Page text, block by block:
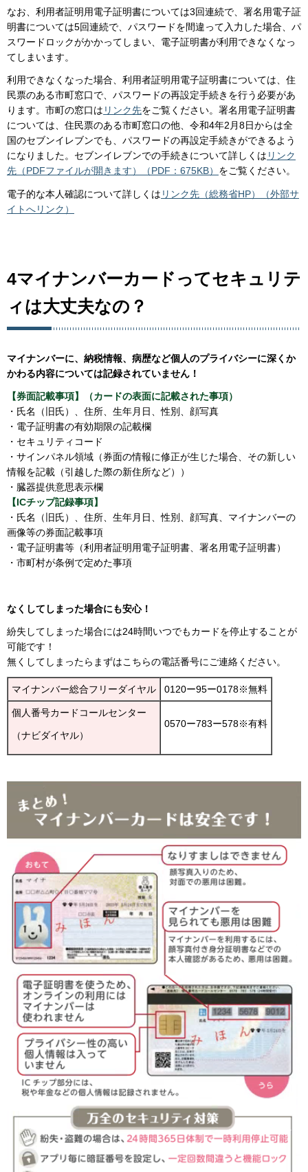
なお、利用者証明用電子証明書については3回連続で、署名用電子証
明書については5回連続で、パスワードを間違って入力した場合、パ
スワードロックがかかってしまい、電子証明書が利用できなくなっ
てしまいます。
利用できなくなった場合、利用者証明用電子証明書については、住
民票のある市町窓口で、パスワードの再設定手続きを行う必要があ
ります。市町の窓口は リンク先をご覧ください。署名用電子証明書
については、住民票のある市町窓口の他、令和4年2月8日からは全
国のセブンイレブンでも、パスワードの再設定手続きができるよう
になりました。セブンイレブンでの手続きについて詳しくは リンク
先（PDFファイルが開きます）（PDF：675KB） をご覧ください。
電子的な本人確認について詳しくは リンク先（総務省HP）（外部サ
イトへリンク）
4マイナンバーカードってセキュリテ
ィは大丈夫なの？
マイナンバーに、納税情報、病歴など個人のプライバシーに深くか
かわる内容については記録されていません！
【券面記載事項】（カードの表面に記載された事項）
・氏名（旧氏）、住所、生年月日、性別、顔写真
・電子証明書の有効期限の記載欄
・セキュリティコード
・サインパネル領域（券面の情報に修正が生じた場合、その新しい
情報を記載（引越した際の新住所など））
・臓器提供意思表示欄
【ICチップ記録事項】
・氏名（旧氏）、住所、生年月日、性別、顔写真、マイナンバーの
画像等の券面記載事項
・電子証明書等（利用者証明用電子証明書、署名用電子証明書）
・市町村が条例で定めた事項
なくしてしまった場合にも安心！
紛失してしまった場合には24時間いつでもカードを停止することが
可能です！
無くしてしまったらまずはこちらの電話番号にご連絡ください。
マイナンバー総合フリーダイヤル 0120ー95ー0178※無料
個人番号カードコールセンター
（ナビダイヤル）
0570ー783ー578※有料